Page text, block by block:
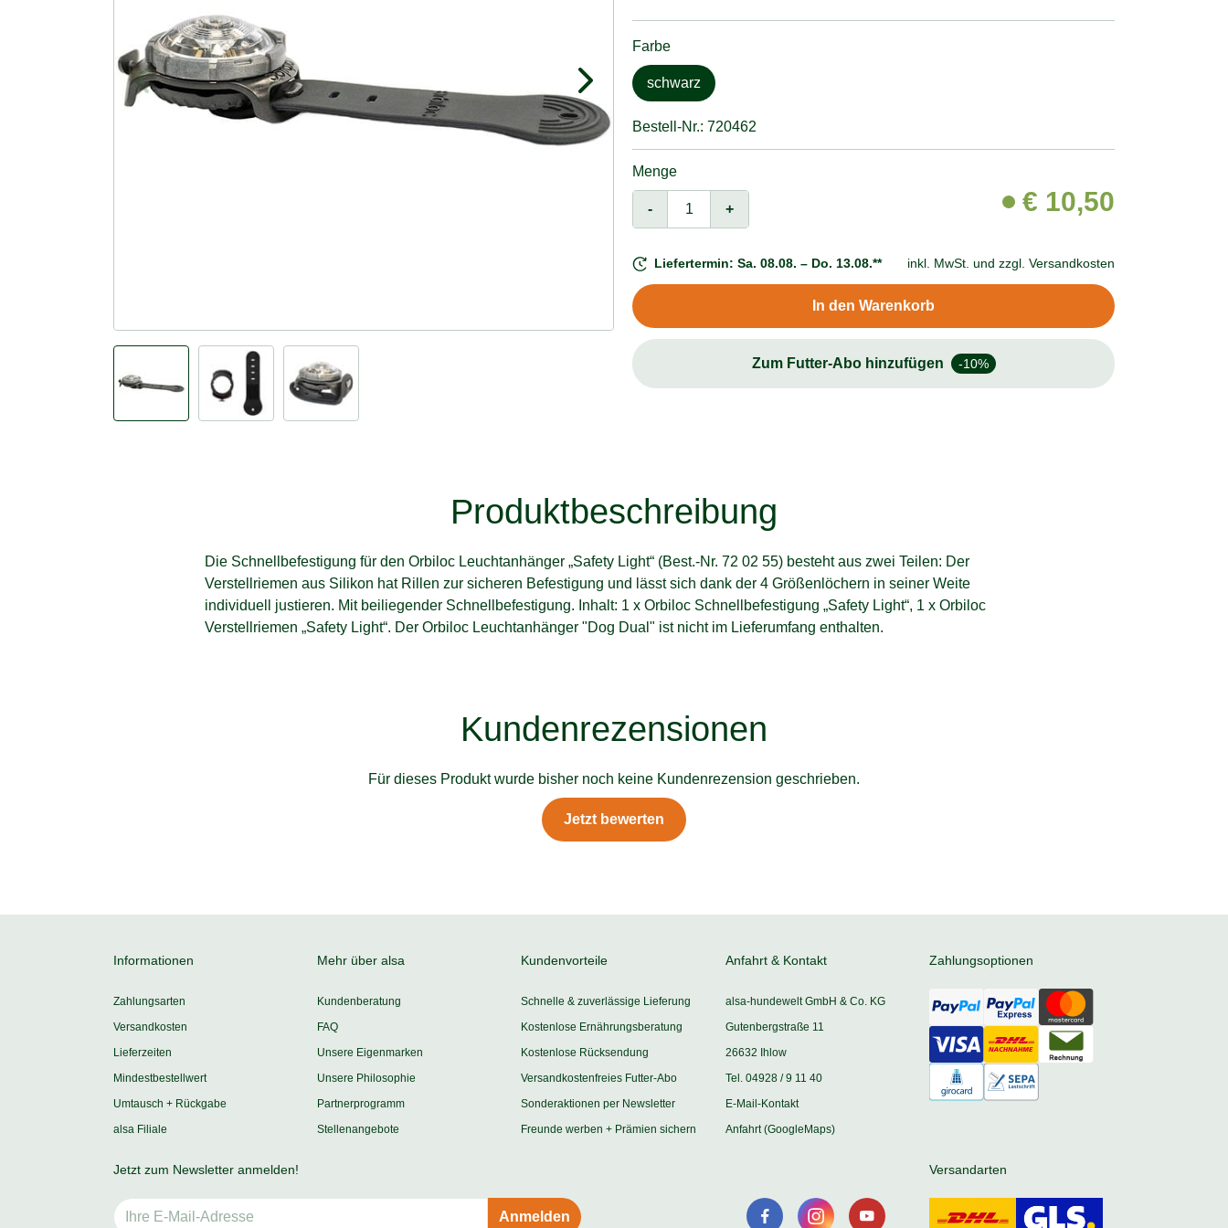
Farbe
schwarz
Bestell-Nr.: 720462
Menge
- + € 10,50
inkl. MwSt. und zzgl. Versandkosten
Liefertermin: Sa. 08.08. – Do. 13.08.**
In den Warenkorb
Zum Futter-Abo hinzufügen -10%
Produktbeschreibung
Die Schnellbefestigung für den Orbiloc Leuchtanhänger „Safety Light“ (Best.-Nr. 72 02 55) besteht aus zwei Teilen: Der
Verstellriemen aus Silikon hat Rillen zur sicheren Befestigung und lässt sich dank der 4 Größenlöchern in seiner Weite
individuell justieren. Mit beiliegender Schnellbefestigung. Inhalt: 1 x Orbiloc Schnellbefestigung „Safety Light“, 1 x Orbiloc
Verstellriemen „Safety Light“. Der Orbiloc Leuchtanhänger "Dog Dual" ist nicht im Lieferumfang enthalten.
Kundenrezensionen
Für dieses Produkt wurde bisher noch keine Kundenrezension geschrieben.
Jetzt bewerten
Informationen
Zahlungsarten
Versandkosten
Lieferzeiten
Mindestbestellwert
Umtausch + Rückgabe
alsa Filiale
Mehr über alsa
Kundenberatung
FAQ
Unsere Eigenmarken
Unsere Philosophie
Partnerprogramm
Stellenangebote
Kundenvorteile
Schnelle & zuverlässige Lieferung
Kostenlose Ernährungsberatung
Kostenlose Rücksendung
Versandkostenfreies Futter-Abo
Sonderaktionen per Newsletter
Freunde werben + Prämien sichern
Anfahrt & Kontakt
alsa-hundewelt GmbH & Co. KG
Gutenbergstraße 11
26632 Ihlow
Tel. 04928 / 9 11 40
E-Mail-Kontakt
Anfahrt (GoogleMaps)
Zahlungsoptionen
Versandarten
Jetzt zum Newsletter anmelden!